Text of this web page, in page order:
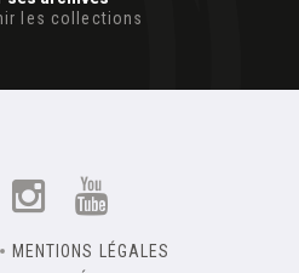
les collections
MENTIONS LÉGALES